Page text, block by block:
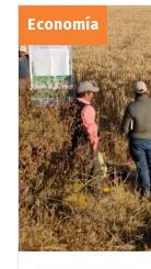
Economía